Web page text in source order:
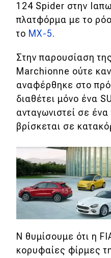
124 Spider στην
πλατφόρμα με το
το MX-5.
Στην παρουσίαση
Marchionne ούτε
αναφέρθηκε στο
διαθέτει μόνο ένα
ανταγωνιστεί σε
βρίσκεται σε
Ν θυμίσουμε ότι η
κορυφαίες φίρμες